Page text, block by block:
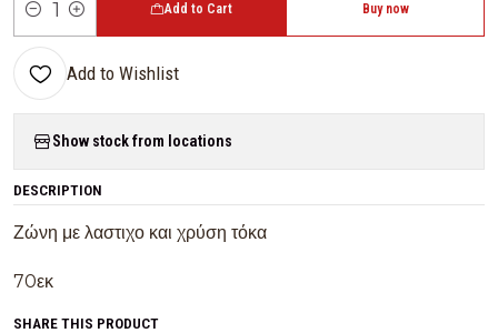
Quantity
Add to Cart Buy now
Add to Wishlist
Show stock from locations
DESCRIPTION
Ζώνη με λαστιχο και χρύση τόκα
70εκ
SHARE THIS PRODUCT